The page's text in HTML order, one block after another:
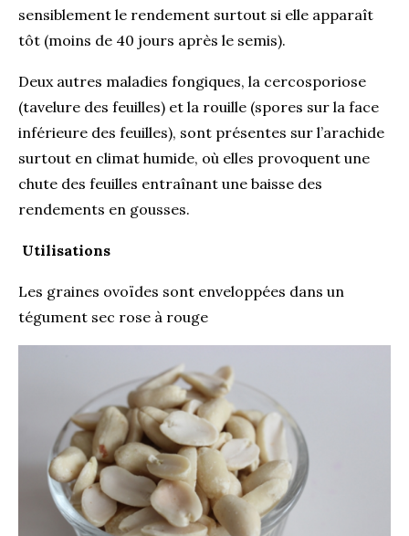
sensiblement le rendement surtout si elle apparaît
tôt (moins de 40 jours après le semis).
Deux autres maladies fongiques, la cercosporiose
(tavelure des feuilles) et la rouille (spores sur la face
inférieure des feuilles), sont présentes sur l’arachide
surtout en climat humide, où elles provoquent une
chute des feuilles entraînant une baisse des
rendements en gousses.
Utilisations
Les graines ovoïdes sont enveloppées dans un
tégument sec rose à rouge